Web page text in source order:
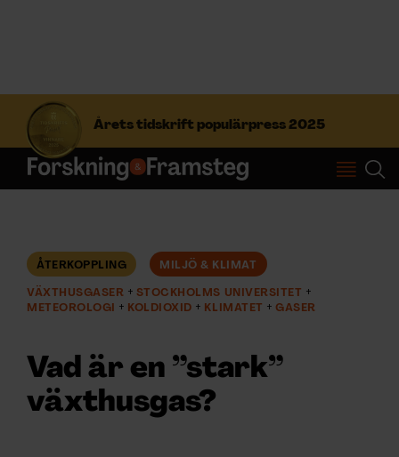
Årets tidskrift populärpress 2025
S
f
t
Prenumerera
NYHETSBREV
ÄMNEN
ARKIV & E-TIDNING
ÅTERKOPPLING MILJÖ & KLIMAT
VÄXTHUSGASER
STOCKHOLMS UNIVERSITET
METEOROLOGI
KOLDIOXID KLIMATET GASER
Vad är en ”stark”
växthusgas?